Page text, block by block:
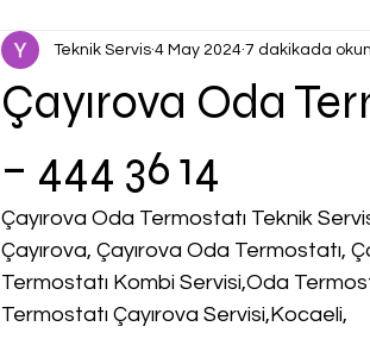
Çayırova Oda
– 444 36 14
Teknik Servis 4 May 2024 7 dakikada
Çayırova Oda Termostatı Teknik
Çayırova, Çayırova Oda Termostatı,
Termostatı Kombi Servisi,Oda
Termostatı Çayırova Servisi,Kocaeli,